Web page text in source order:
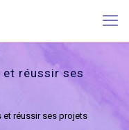
réussir ses
réussir ses projets